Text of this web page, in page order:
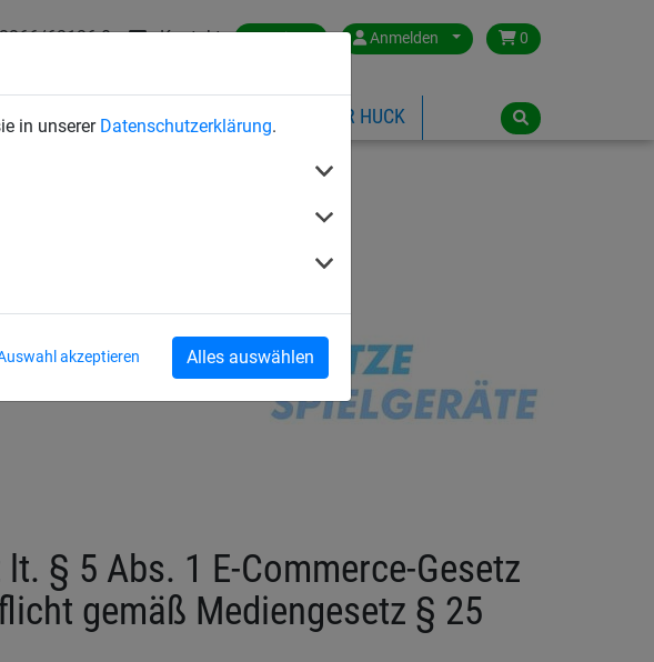
in unserer Datenschutzerklärung.
akzeptieren Alles auswählen
62126-0 Kontakt Austria Anmelden 0
SEILSPIELGERÄTE ÜBER HUCK
§ 5 Abs. 1 E-Commerce-Gesetz
gemäß Mediengesetz § 25